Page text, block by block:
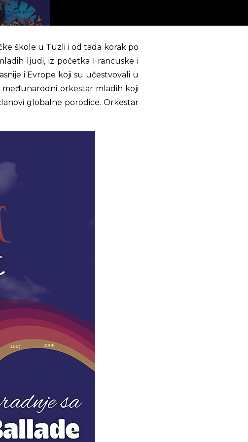
škole u Tuzli i od tada korak po
ljudi, iz početka Francuske i
i Evrope koji su učestvovali u
orkestar mladih koji
globalne porodice. Orkestar